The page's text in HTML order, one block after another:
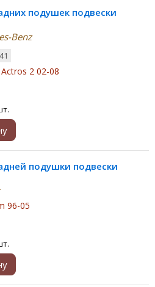
подушек подвески
Benz
Actros 2 02-08
подушки подвески
96-05